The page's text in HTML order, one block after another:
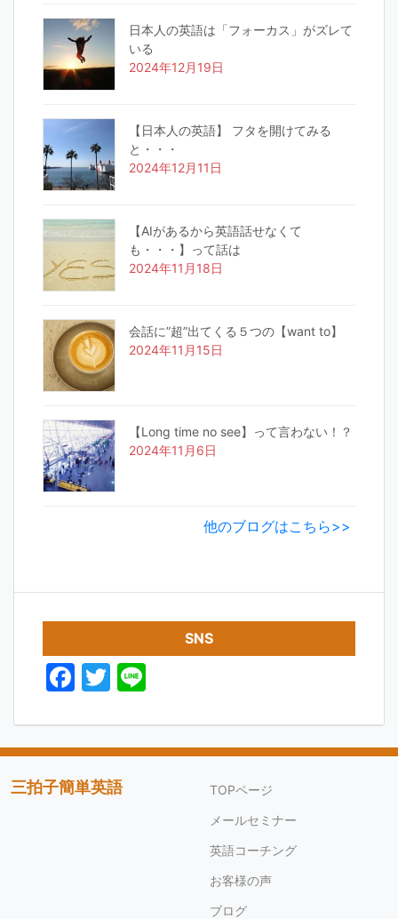
日本人の英語は「フォーカス」がズレて
いる
2024年12月19日
【日本人の英語】 フタを開けてみる
と・・・
2024年12月11日
【AIがあるから英語話せなくて
も・・・】って話は
2024年11月18日
会話に”超”出てくる５つの【want to】
2024年11月15日
【Long time no see】って言わない！？
2024年11月6日
他のブログはこちら>>
SNS
F
c
e
b
T
itt
er
e
三拍子簡単英語
TOPページ
メールセミナー
英語コーチング
お客様の声
ブログ